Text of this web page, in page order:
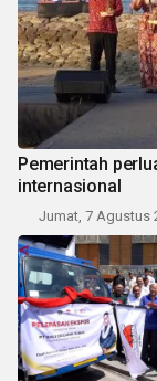
Pemerintah
internasional
Jumat, 7 Agustus